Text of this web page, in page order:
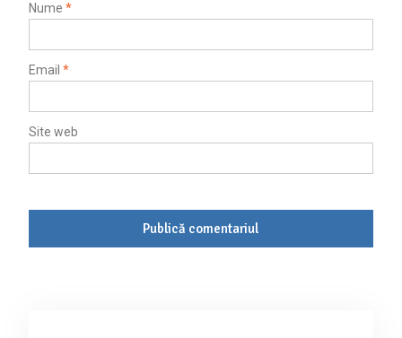
Nume *
Email *
Site web